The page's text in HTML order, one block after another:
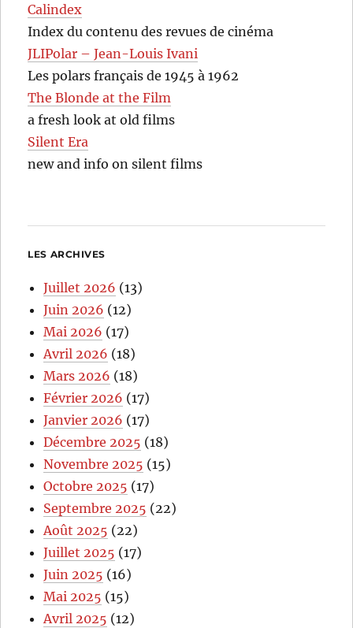
Calindex
Index du contenu des revues de cinéma
JLIPolar – Jean-Louis Ivani
Les polars français de 1945 à 1962
The Blonde at the Film
a fresh look at old films
Silent Era
new and info on silent films
LES ARCHIVES
Juillet 2026 (13)
Juin 2026 (12)
Mai 2026 (17)
Avril 2026 (18)
Mars 2026 (18)
Février 2026 (17)
Janvier 2026 (17)
Décembre 2025 (18)
Novembre 2025 (15)
Octobre 2025 (17)
Septembre 2025 (22)
Août 2025 (22)
Juillet 2025 (17)
Juin 2025 (16)
Mai 2025 (15)
Avril 2025 (12)